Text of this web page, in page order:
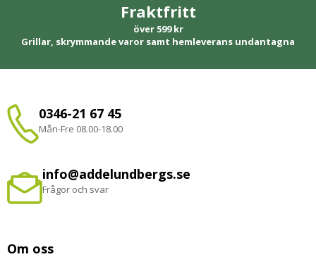
Fraktfritt
över 599 kr
Grillar, skrymmande varor samt hemleverans undantagna
0346-21 67 45
Mån-Fre 08.00-18.00
info@addelundbergs.se
Frågor och svar
Om oss